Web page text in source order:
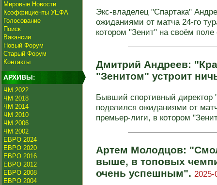
Мировые Новости
Коэффициенты УЕФА
Голосование
Поиск
Вакансии
Новый Форум
Старый Форум
Контакты
АРХИВЫ:
ЧМ 2022
ЧМ 2018
ЧМ 2014
ЧМ 2010
ЧМ 2006
ЧМ 2002
ЕВРО 2024
ЕВРО 2020
ЕВРО 2016
ЕВРО 2012
ЕВРО 2008
ЕВРО 2004
Экс-владелец "Спартака"
ожиданиями от матча 24-го
котором "Зенит" на своём поле
Дмитрий Андреев:
"Зенитом" устроит
Бывший спортивный директор
поделился ожиданиями от
премьер-лиги, в котором
Артем Молодцов:
выше, в топовых
очень успешным". 2025-